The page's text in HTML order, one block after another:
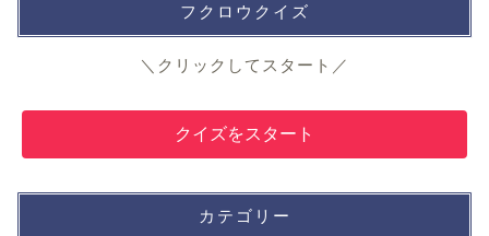
フクロウクイズ
＼クリックしてスタート／
クイズをスタート
カテゴリー